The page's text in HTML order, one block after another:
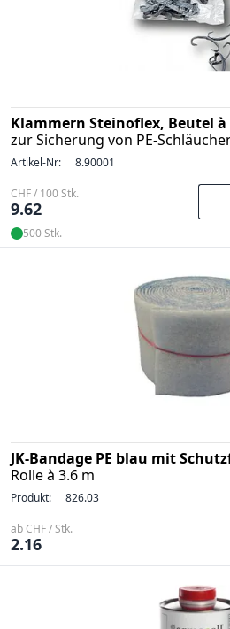
Klammern Steinoflex, Beutel à
zur Sicherung von PE-
Artikel-Nr: 8.90001
CHF / 100 Stk.
9.62
500 Stk.
JK-Bandage PE blau mit
Rolle à 3.6 m
Produkt: 826.03
ab CHF / Stk.
2.16